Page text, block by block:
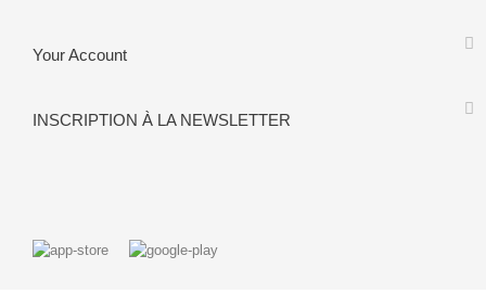
Your Account
INSCRIPTION À LA NEWSLETTER